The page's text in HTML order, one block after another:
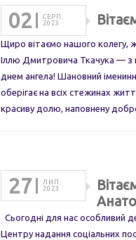
02
СЕРП.
2023
Щиро вітаємо нашого
Іллю Дмитровича Ткачука —
днем ангела! Шановний
оберігає на всіх стежинах
красиву долю, наповнену
27
ЛИП.
2023
Сьогодні для нас особливий
Центру надання соціальних